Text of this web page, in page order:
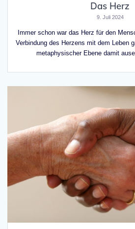
Das Herz
9. Juli 2024
Immer schon war das Herz für den
Verbindung des Herzens mit dem Leben
metaphysischer Ebene damit